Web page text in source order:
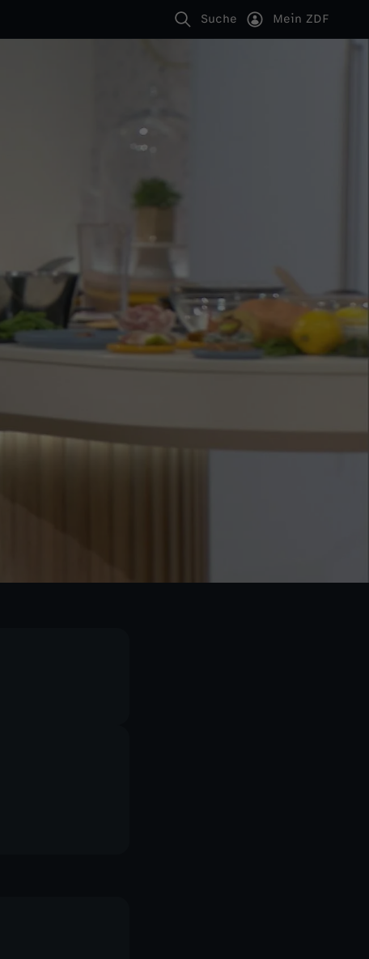
Suche Mein ZDF